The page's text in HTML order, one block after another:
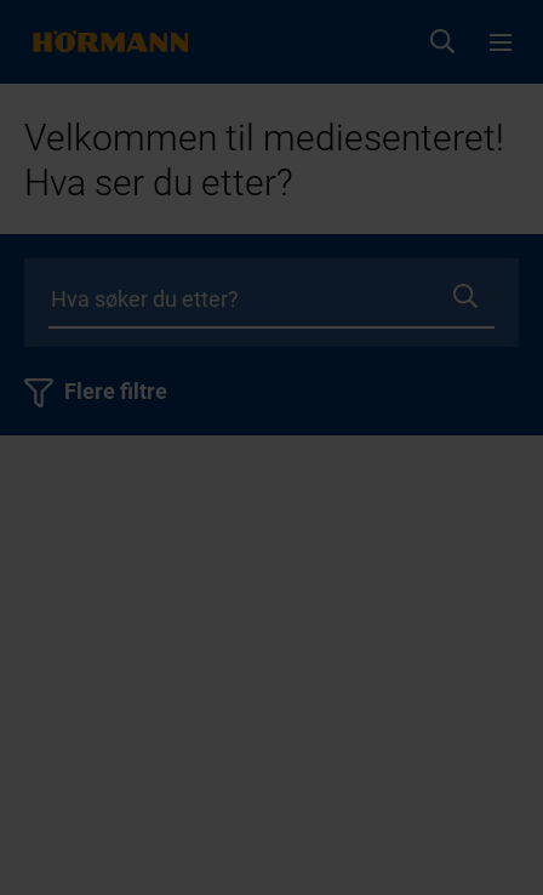
Velkommen til mediesenteret!
Hva ser du etter?
Flere filtre